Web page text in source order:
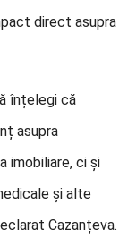
direct asupra
înțelegi că
asupra
imobiliare, ci și
și alte
Cazanțeva.